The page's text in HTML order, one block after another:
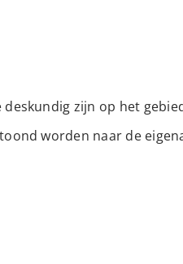
zijn op het
worden naar de